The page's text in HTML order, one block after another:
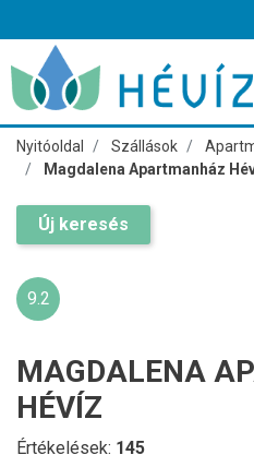
Nyitóoldal Szállások
Magdalena Apartmanház
Új keresés
9.2
MAGDALENA
HÉVÍZ
Értékelések: 145